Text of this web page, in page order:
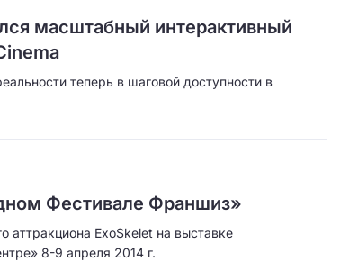
масштабный интерактивный
теперь в шаговой доступности в
Фестивале Франшиз»
аттракциона ExoSkelet на выставке
8-9 апреля 2014 г.